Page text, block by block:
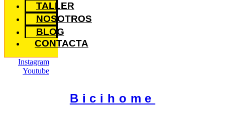
TALLER
NOSOTROS
BLOG
CONTACTA
Instagram
Youtube
Bicihome